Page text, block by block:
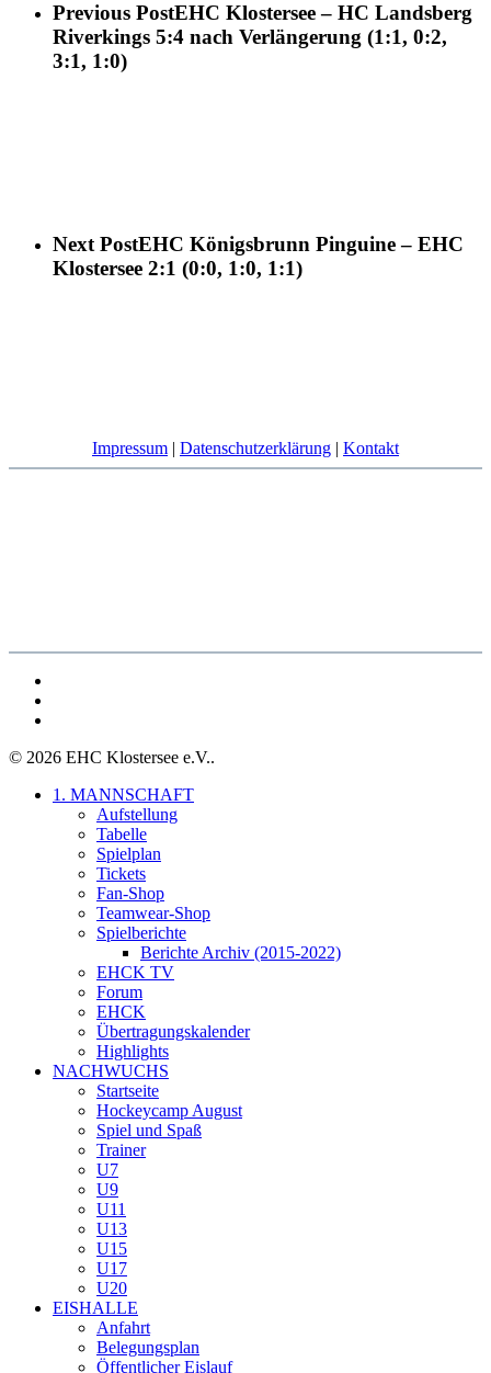
Previous PostEHC Klostersee – HC Landsberg
Riverkings 5:4 nach Verlängerung (1:1, 0:2,
3:1, 1:0)
Next PostEHC Königsbrunn Pinguine – EHC
Klostersee 2:1 (0:0, 1:0, 1:1)
Impressum | Datenschutzerklärung | Kontakt
© 2026 EHC Klostersee e.V..
Close
1. MANNSCHAFT
Aufstellung
Tabelle
Spielplan
Tickets
Fan-Shop
Teamwear-Shop
Spielberichte
Berichte Archiv (2015-2022)
EHCK TV
Forum
EHCK
Übertragungskalender
Highlights
NACHWUCHS
Startseite
Hockeycamp August
Spiel und Spaß
Trainer
U7
U9
U11
U13
U15
U17
U20
EISHALLE
Anfahrt
Belegungsplan
Öffentlicher Eislauf